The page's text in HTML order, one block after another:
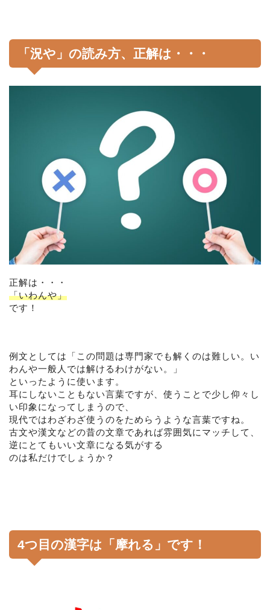
「況や」の読み方、正解は・・・
正解は・・・
「いわんや」
です！
例文としては「この問題は専門家でも解くのは難しい。い
わんや一般人では解けるわけがない。」
といったように使います。
耳にしないこともない言葉ですが、使うことで少し仰々し
い印象になってしまうので、
現代ではわざわざ使うのをためらうような言葉ですね。
古文や漢文などの昔の文章であれば雰囲気にマッチして、
逆にとてもいい文章になる気がする
のは私だけでしょうか？
4つ目の漢字は「摩れる」です！